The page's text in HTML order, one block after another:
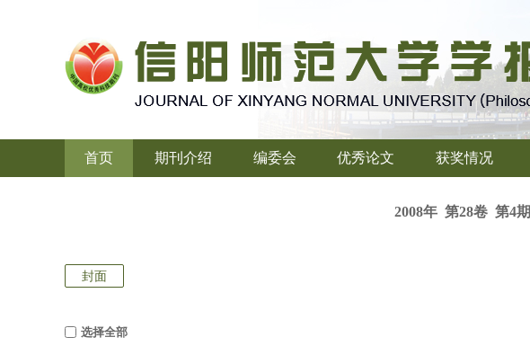
首页 期刊介绍 编委会 优秀论文 获奖情况
2008年 第28卷 第4期
封面
选择全部